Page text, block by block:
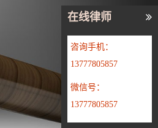
在线律师
咨询手机：
13777805857
微信号：
13777805857